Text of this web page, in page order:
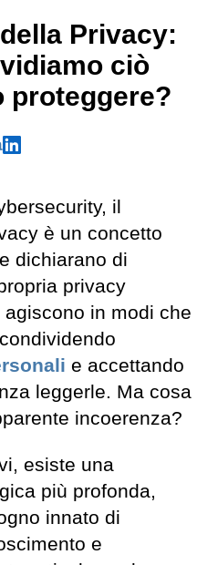
Privacy:
ciò
proteggere?
il
è un concetto
dichiarano di
privacy
in modi che
e accettando
leggerle. Ma cosa
incoerenza?
esiste una
più profonda,
innato di
e